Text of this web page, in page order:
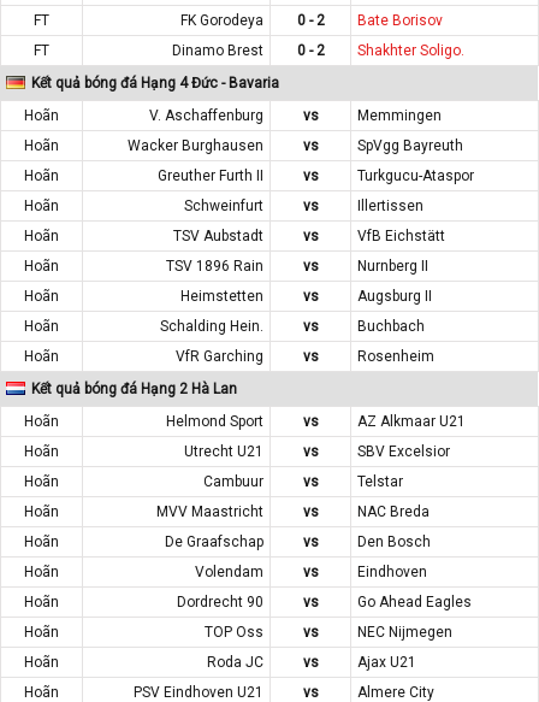
FT
FK Gorodeya 0 - 2
Bate Borisov
FT
Dinamo Brest 0 - 2
Shakhter Soligo.
Kết quả bóng đá Hạng 4 Đức - Bavaria
Hoãn
V. Aschaffenburg vs
Memmingen
Hoãn
Wacker Burghausen vs
SpVgg Bayreuth
Hoãn
Greuther Furth II vs
Turkgucu-Ataspor
Hoãn
Schweinfurt vs
Illertissen
Hoãn
TSV Aubstadt vs
VfB Eichstätt
Hoãn
TSV 1896 Rain vs
Nurnberg II
Hoãn
Heimstetten vs
Augsburg II
Hoãn
Schalding Hein. vs
Buchbach
Hoãn
VfR Garching vs
Rosenheim
Kết quả bóng đá Hạng 2 Hà Lan
Hoãn
Helmond Sport vs
AZ Alkmaar U21
Hoãn
Utrecht U21 vs
SBV Excelsior
Hoãn
Cambuur vs
Telstar
Hoãn
MVV Maastricht vs
NAC Breda
Hoãn
De Graafschap vs
Den Bosch
Hoãn
Volendam vs
Eindhoven
Hoãn
Dordrecht 90 vs
Go Ahead Eagles
Hoãn
TOP Oss vs
NEC Nijmegen
Hoãn
Roda JC vs
Ajax U21
Hoãn
PSV Eindhoven U21 vs
Almere City